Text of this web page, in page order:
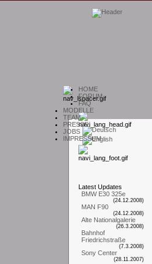
HOME
FORUM
FAQ
MODELLE
TEAM
PRESSE
JOBS
IMPRESSUM
L atest Updates
BMW E30 325e
(24.12.2008)
MAN F90
(24.12.2008)
Alte Nationalgalerie
(26.3.2008)
Bahnhof
Friedrichstraße
(7.3.2008)
Sony Center
(28.11.2007)